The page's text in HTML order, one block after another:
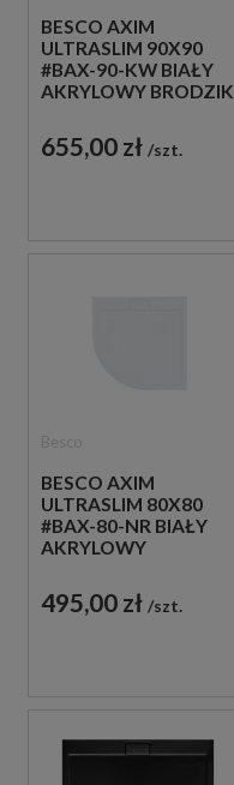
BESCO AXIM
ULTRASLIM 90X90
#BAX-90-KW BIAŁY
AKRYLOWY BRODZIK
655,00 zł szt.
BESCO AXIM
ULTRASLIM 80X80
#BAX-80-NR BIAŁY
AKRYLOWY
BRODZIK
PRYSZNICOWY
495,00 zł szt.